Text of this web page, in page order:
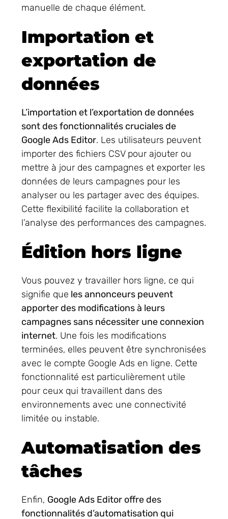
manuelle de chaque élément.
Importation et
exportation de
données
L’importation et l’exportation de données
sont des fonctionnalités cruciales de
Google Ads Editor. Les utilisateurs peuvent
importer des fichiers CSV pour ajouter ou
mettre à jour des campagnes et exporter les
données de leurs campagnes pour les
analyser ou les partager avec des équipes.
Cette flexibilité facilite la collaboration et
l’analyse des performances des campagnes.
Édition hors ligne
Vous pouvez y travailler hors ligne, ce qui
signifie que les annonceurs peuvent
apporter des modifications à leurs
campagnes sans nécessiter une connexion
internet. Une fois les modifications
terminées, elles peuvent être synchronisées
avec le compte Google Ads en ligne. Cette
fonctionnalité est particulièrement utile
pour ceux qui travaillent dans des
environnements avec une connectivité
limitée ou instable.
Automatisation des
tâches
Enfin, Google Ads Editor offre des
fonctionnalités d’automatisation qui